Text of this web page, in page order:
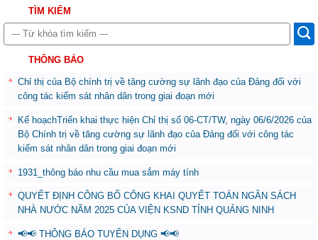
TÌM KIẾM
THÔNG BÁO
Chỉ thị của Bộ chính trị về tăng cường sự lãnh đạo của Đảng đối với
công tác kiểm sát nhân dân trong giai đoạn mới
Kế hoạchTriển khai thực hiện Chỉ thị số 06-CT/TW, ngày 06/6/2026 của
Bộ Chính trị về tăng cường sự lãnh đạo của Đảng đối với công tác
kiểm sát nhân dân trong giai đoạn mới
1931_thông báo nhu cầu mua sắm máy tính
QUYẾT ĐỊNH CÔNG BỐ CÔNG KHAI QUYẾT TOÁN NGÂN SÁCH
NHÀ NƯỚC NĂM 2025 CỦA VIỆN KSND TỈNH QUẢNG NINH
📢📢 THÔNG BÁO TUYỂN DỤNG 📢📢